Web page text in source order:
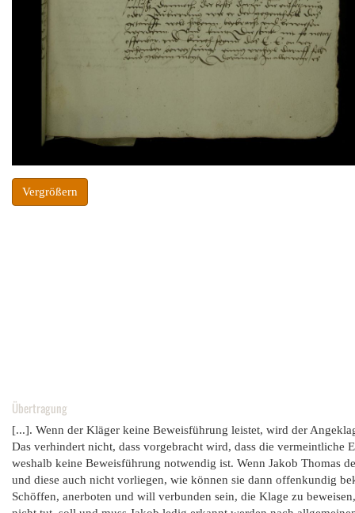
Vergrößern
Übertragung
[...]. Wenn der Kläger keine Beweisführung leistet, wird der
Das verhindert nicht, dass vorgebracht wird, dass die
weshalb keine Beweisführung notwendig ist. Wenn Jakob Thomas
und diese auch nicht vorliegen, wie können sie dann offenkundig
Schöffen, anerboten und will verbunden sein, die Klage zu